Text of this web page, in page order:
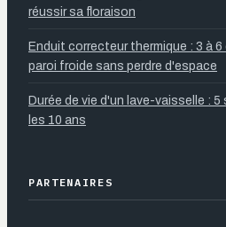
réussir sa floraison
Enduit correcteur thermique : 3 à
paroi froide sans perdre d'espace
Durée de vie d'un lave-vaisselle :
les 10 ans
PARTENAIRES